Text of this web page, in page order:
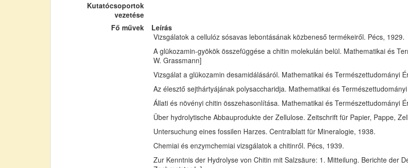
Kutatócsoportok
vezetése
Fő művek
Leírás
Vizsgálatok a cellulóz sósavas lebontásának közbeneső termékeiről. Pécs, 1929.
A glükozamin-gyökök összefüggése a chitin molekulán belül. Mathematikai és
W. Grassmann]
Vizsgálat a glükozamin desamidálásáról. Mathematikai és Természettudományi
Az élesztő sejthártyájának polysaccharidja. Mathematikai és
Állati és növényi chitin összehasonlítása. Mathematikai és Természettudományi
Über hydrolytische Abbauprodukte der Zellulose. Zeitschrift für Papier, Pappe,
Untersuchung eines fossilen Harzes. Centralblatt für Mineralogie, 1938.
Chemiai és enzymchemiai vizsgálatok a chitinről. Pécs, 1939.
Zur Kenntnis der Hydrolyse von Chitin mit Salzsäure: 1. Mitteilung. Berichte der